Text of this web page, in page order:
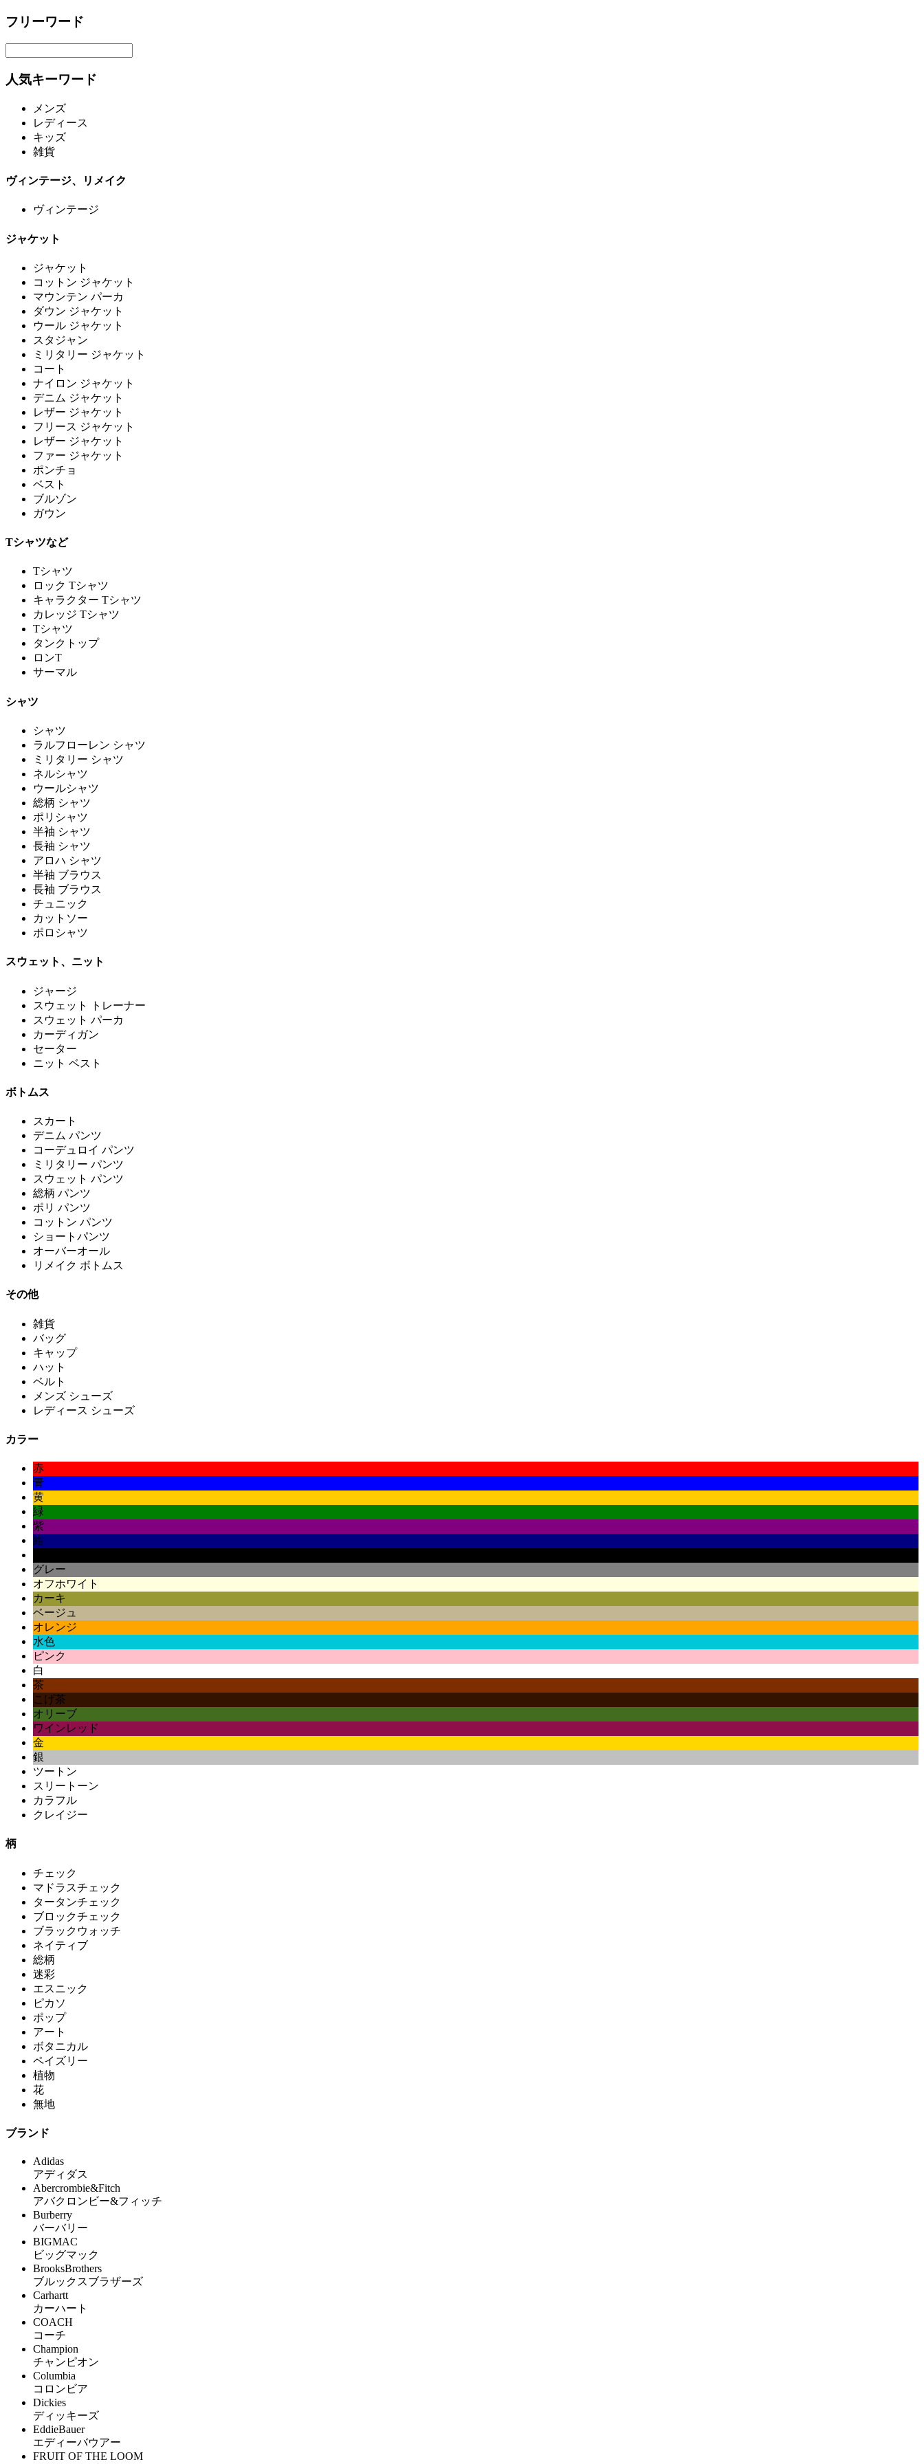
フリーワード
人気キーワード
メンズ
レディース
キッズ
雑貨
ヴィンテージ、リメイク
ヴィンテージ
ジャケット
ジャケット
コットン ジャケット
マウンテン パーカ
ダウン ジャケット
ウール ジャケット
スタジャン
ミリタリー ジャケット
コート
ナイロン ジャケット
デニム ジャケット
レザー ジャケット
フリース ジャケット
レザー ジャケット
ファー ジャケット
ポンチョ
ベスト
ブルゾン
ガウン
Tシャツなど
Tシャツ
ロック Tシャツ
キャラクター Tシャツ
カレッジ Tシャツ
Tシャツ
タンクトップ
ロンT
サーマル
シャツ
シャツ
ラルフローレン シャツ
ミリタリー シャツ
ネルシャツ
ウールシャツ
総柄 シャツ
ポリシャツ
半袖 シャツ
長袖 シャツ
アロハ シャツ
半袖 ブラウス
長袖 ブラウス
チュニック
カットソー
ポロシャツ
スウェット、ニット
ジャージ
スウェット トレーナー
スウェット パーカ
カーディガン
セーター
ニット ベスト
ボトムス
スカート
デニム パンツ
コーデュロイ パンツ
ミリタリー パンツ
スウェット パンツ
総柄 パンツ
ポリ パンツ
コットン パンツ
ショートパンツ
オーバーオール
リメイク ボトムス
その他
雑貨
バッグ
キャップ
ハット
ベルト
メンズ シューズ
レディース シューズ
カラー
赤
青
黄
緑
紫
紺
グレー
オフホワイト
カーキ
ベージュ
オレンジ
水色
ピンク
白
茶
こげ茶
オリーブ
ワインレッド
金
銀
ツートン
スリートーン
カラフル
クレイジー
柄
チェック
マドラスチェック
タータンチェック
ブロックチェック
ブラックウォッチ
ネイティブ
総柄
迷彩
エスニック
ピカソ
ポップ
アート
ボタニカル
ペイズリー
植物
花
無地
ブランド
Adidas
アディダス
Abercrombie&Fitch
アバクロンビー&フィッチ
Burberry
バーバリー
BIGMAC
ビッグマック
BrooksBrothers
ブルックスブラザーズ
Carhartt
カーハート
COACH
コーチ
Champion
チャンピオン
Columbia
コロンビア
Dickies
ディッキーズ
EddieBauer
エディーバウアー
FRUIT OF THE LOOM